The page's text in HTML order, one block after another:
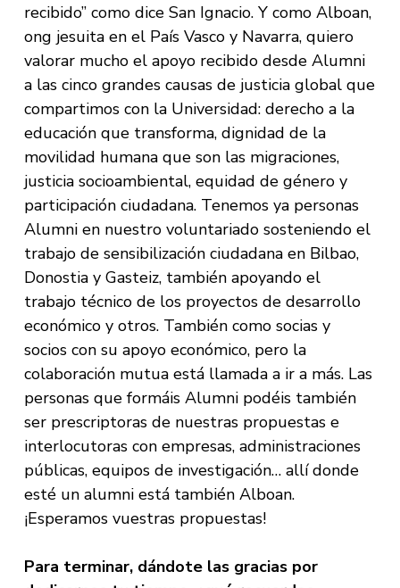
recibido” como dice San Ignacio. Y como Alboan,
ong jesuita en el País Vasco y Navarra, quiero
valorar mucho el apoyo recibido desde Alumni
a las cinco grandes causas de justicia global que
compartimos con la Universidad: derecho a la
educación que transforma, dignidad de la
movilidad humana que son las migraciones,
justicia socioambiental, equidad de género y
participación ciudadana. Tenemos ya personas
Alumni en nuestro voluntariado sosteniendo el
trabajo de sensibilización ciudadana en Bilbao,
Donostia y Gasteiz, también apoyando el
trabajo técnico de los proyectos de desarrollo
económico y otros. También como socias y
socios con su apoyo económico, pero la
colaboración mutua está llamada a ir a más. Las
personas que formáis Alumni podéis también
ser prescriptoras de nuestras propuestas e
interlocutoras con empresas, administraciones
públicas, equipos de investigación… allí donde
esté un alumni está también Alboan.
¡Esperamos vuestras propuestas!
Para terminar, dándote las gracias por